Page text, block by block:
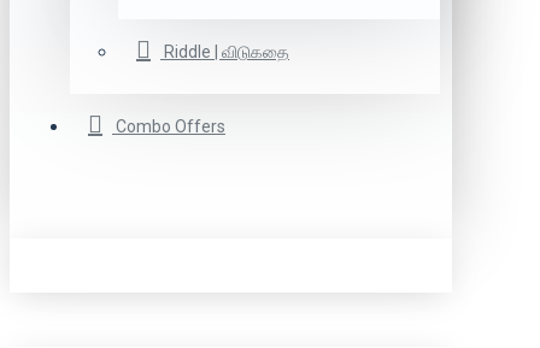
Riddle | விடுகதை
Combo Offers